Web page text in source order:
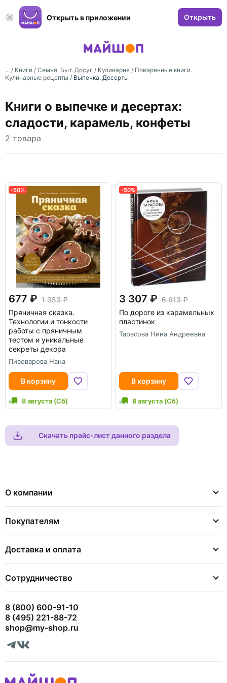
Открыть в приложении Открыть
... / Книги / Семья. Быт. Досуг / Кулинария / Поваренные книги.
Кулинарные рецепты / Выпечка. Десерты
Книги о выпечке и десертах:
сладости, карамель, конфеты
2 товара
-50%
677
1 353
Пряничная сказка.
Технологии и тонкости
работы с пряничным
тестом и уникальные
секреты декора
Пивоварова Нана
В корзину
8 августа (Сб)
-50%
3 307
6 613
По дороге из карамельных
пластинок
Тарасова Нина Андреевна
В корзину
8 августа (Сб)
Скачать прайс-лист данного раздела
О компании
Покупателям
Доставка и оплата
Сотрудничество
8 (800) 600-91-10
8 (495) 221-88-72
shop@my-shop.ru